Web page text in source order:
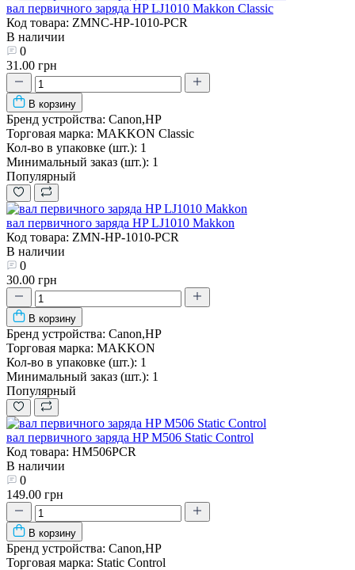
вал первичного заряда HP LJ1010 Makkon Classic
Код товара: ZMNC-HP-1010-PCR
В наличии
0
31.00 грн
В корзину
Бренд устройства: Canon,HP
Торговая марка: MAKKON Classic
Кол-во в упаковке (шт.): 1
Минимальный заказ (шт.): 1
Популярный
вал первичного заряда HP LJ1010 Makkon
Код товара: ZMN-HP-1010-PCR
В наличии
0
30.00 грн
В корзину
Бренд устройства: Canon,HP
Торговая марка: MAKKON
Кол-во в упаковке (шт.): 1
Минимальный заказ (шт.): 1
Популярный
вал первичного заряда HP M506 Static Control
Код товара: HM506PCR
В наличии
0
149.00 грн
В корзину
Бренд устройства: Canon,HP
Торговая марка: Static Control